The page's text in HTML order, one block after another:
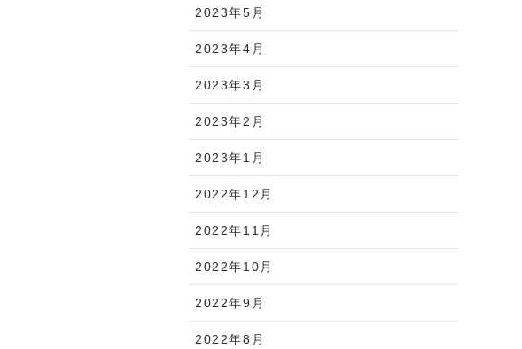
2023年5月
2023年4月
2023年3月
2023年2月
2023年1月
2022年12月
2022年11月
2022年10月
2022年9月
2022年8月